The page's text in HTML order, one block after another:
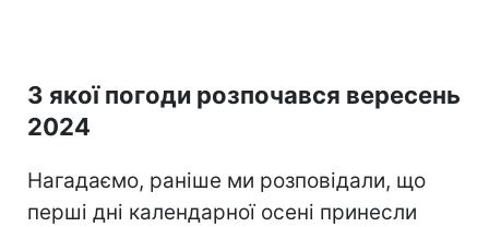
З якої погоди розпочався вересень
2024
Нагадаємо, раніше ми розповідали, що
перші дні календарної осені принесли